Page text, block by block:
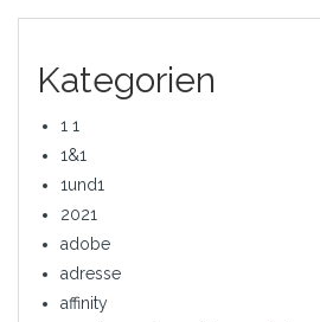
Kategorien
1 1
1&1
1und1
2021
adobe
adresse
affinity